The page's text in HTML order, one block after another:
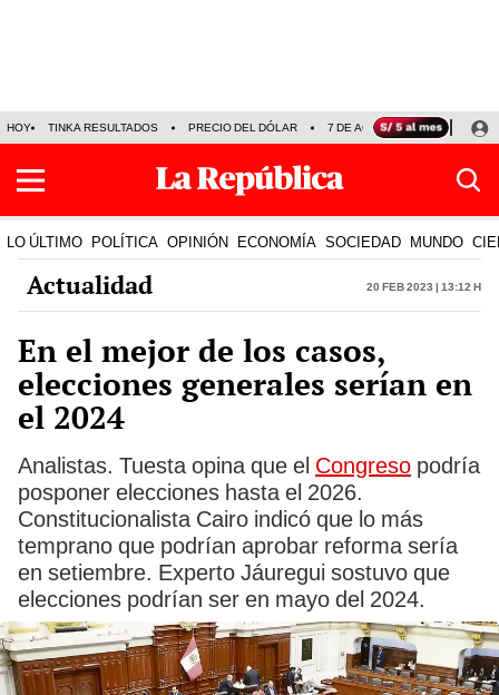
HOY TINKA RESULTADOS PRECIO DEL DÓLAR 7 DE AGOSTO OLLANTA
LO ÚLTIMO POLÍTICA OPINIÓN ECONOMÍA SOCIEDAD MUNDO
Actualidad 20 Feb 2023 | 13:12 h
En el mejor de los casos,
elecciones generales serían en
el 2024
Analistas. Tuesta opina que el Congreso podría
posponer elecciones hasta el 2026.
Constitucionalista Cairo indicó que lo más
temprano que podrían aprobar reforma sería
en setiembre. Experto Jáuregui sostuvo que
elecciones podrían ser en mayo del 2024.